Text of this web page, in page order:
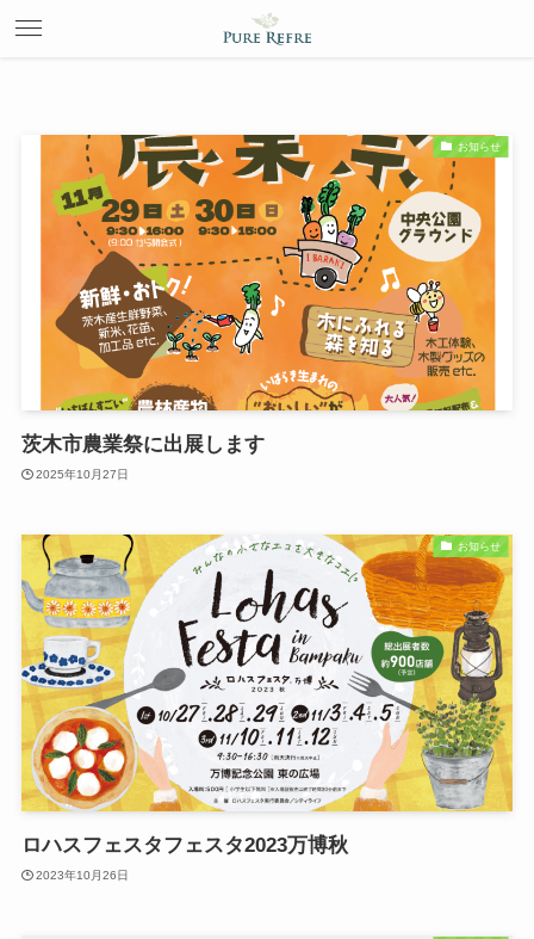
お知らせ
茨木市農業祭に出展します
2025年10月27日
お知らせ
ロハスフェスタフェスタ2023万博秋
2023年10月26日